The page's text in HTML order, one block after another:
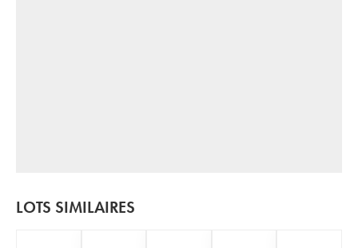
LOTS SIMILAIRES